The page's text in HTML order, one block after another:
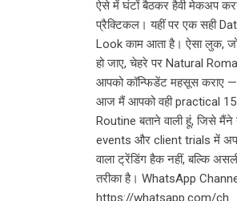
ऐसे में घंटों बैठकर हैवी मेकअप
प्रैक्टिकल। यहीं पर एक सही
Look काम आता है। ऐसा लुक, जो
हो जाए, चेहरे पर Natural
आपको कॉन्फिडेंट महसूस कराए
आज मैं आपको वही practical
Routine बताने वाली हूं, जिसे
events और client trials में
वाला ट्रेंडिंग हैक नहीं, बल्कि
तरीका है। WhatsApp
https://whatsapp.com/ch